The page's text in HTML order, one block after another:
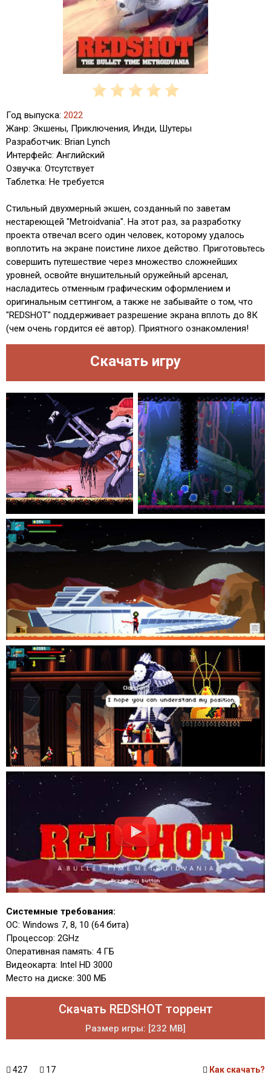
Год выпуска: 2022
Жанр: Экшены, Приключения, Инди, Шутеры
Разработчик: Brian Lynch
Интерфейс: Английский
Озвучка: Отсутствует
Таблетка: Не требуется
Стильный двухмерный экшен, созданный по заветам
нестареющей "Metroidvania". На этот раз, за разработку
проекта отвечал всего один человек, которому удалось
воплотить на экране поистине лихое действо. Приготовьтесь
совершить путешествие через множество сложнейших
уровней, освойте внушительный оружейный арсенал,
насладитесь отменным графическим оформлением и
оригинальным сеттингом, а также не забывайте о том, что
"REDSHOT" поддерживает разрешение экрана вплоть до 8К
(чем очень гордится её автор). Приятного ознакомления!
Скачать игру
Системные требования:
ОС: Windows 7, 8, 10 (64 бита)
Процессор: 2GHz
Оперативная память: 4 ГБ
Видеокарта: Intel HD 3000
Место на диске: 300 МБ
Скачать REDSHOT торрент
Размер игры: [232 MB]
427 17 Как скачать?